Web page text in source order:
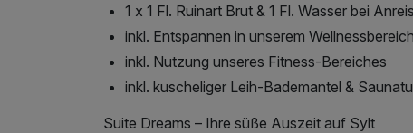
1 x 1 Fl. Ruinart Brut & 1 Fl. Wasser bei
inkl. Entspannen in unserem Wellnessbereich
inkl. Nutzung unseres Fitness-Bereiches
inkl. kuscheliger Leih-Bademantel &
Suite Dreams – Ihre süße Auszeit auf Sylt